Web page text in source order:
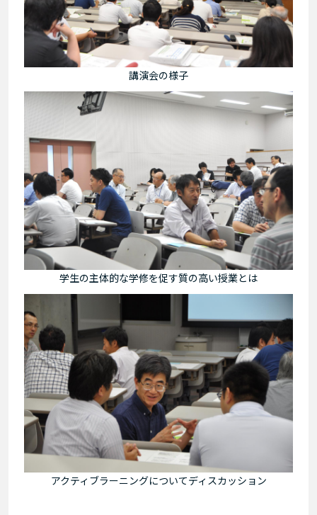
講演会の様子
学生の主体的な学修を促す質の高い授業とは
アクティブラーニングについてディスカッション